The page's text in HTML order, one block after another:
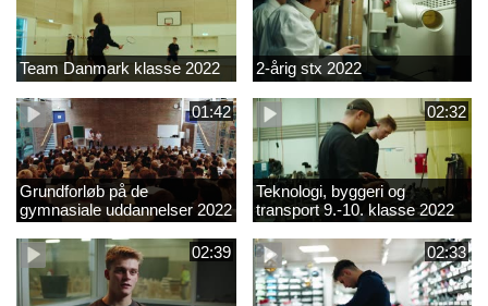
Team Danmark klasse 2022 2-årig stx 2022
01:42
Grundforløb på de
gymnasiale uddannelser 2022
02:32
Teknologi, byggeri og
transport 9.-10. klasse 2022
02:39 02:33